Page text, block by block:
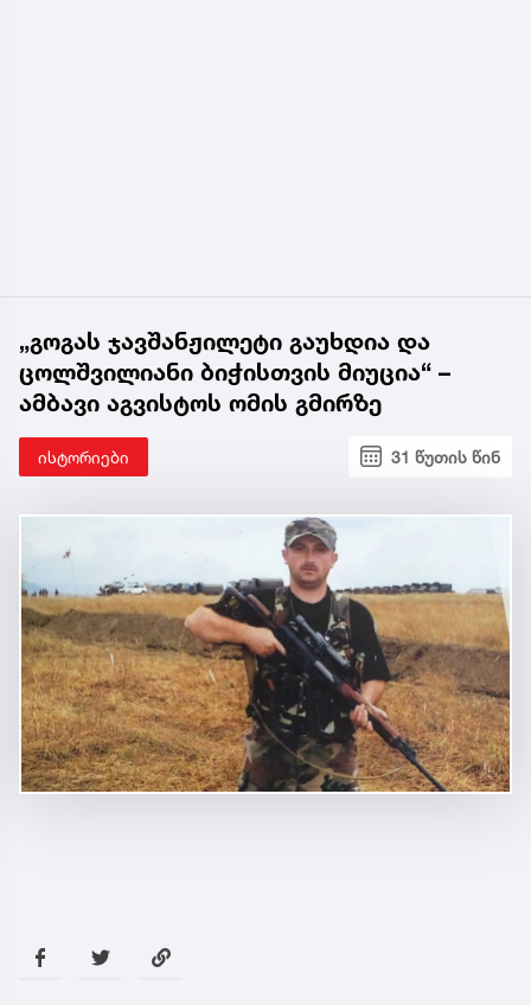
„გოგას ჯავშანჟილეტი გაუხდია და
ცოლშვილიანი ბიჭისთვის მიუცია“ –
ამბავი აგვისტოს ომის გმირზე
ისტორიები 31 წუთის წინ